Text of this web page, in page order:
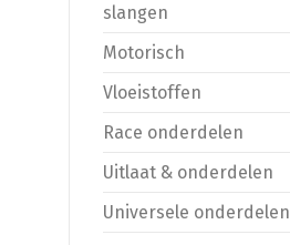
slangen
Motorisch
Vloeistoffen
Race onderdelen
Uitlaat & onderdelen
Universele onderdelen